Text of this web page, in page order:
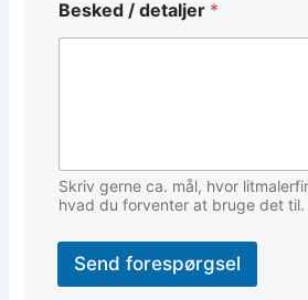
e
t
e
l
f
n
Besked / detaljer *
Skriv gerne ca. mål, hvor
hvad du forventer at bruge det til.
Send forespørgsel